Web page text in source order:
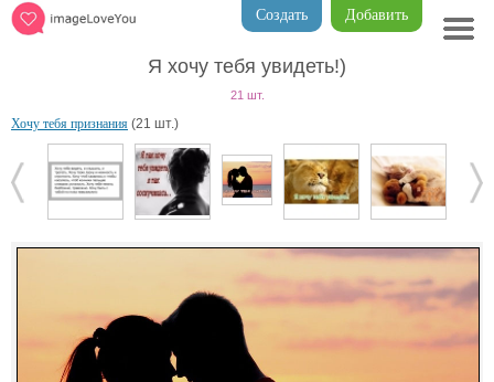
Добавить
Создать
Я хочу тебя увидеть!)
21 шт.
Хочу тебя признания (21 шт.)